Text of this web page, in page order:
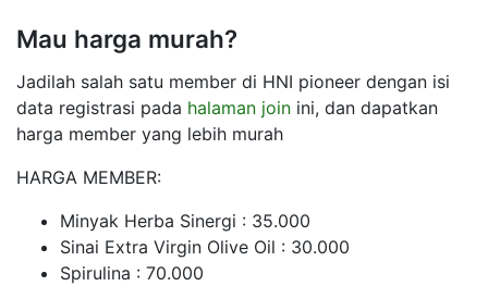
Mau harga murah?
Jadilah salah satu member di HNI pioneer dengan isi
data registrasi pada halaman join ini, dan dapatkan
harga member yang lebih murah
HARGA MEMBER:
Minyak Herba Sinergi : 35.000
Sinai Extra Virgin Olive Oil : 30.000
Spirulina : 70.000